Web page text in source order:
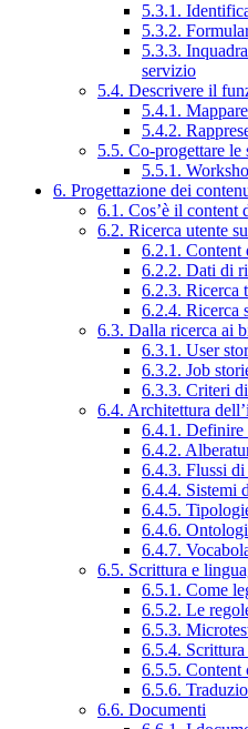
5.3.1.
5.3.2.
5.3.3.
servizio
5.4. Descrivere il
5.4.1.
5.4.2.
5.5. Co-progettare le
5.5.1.
6. Progettazione dei
6.1. Cos’è il content
6.2. Ricerca utente
6.2.1. Content
6.2.2. Dati di
6.2.3. Ricerca
6.2.4. Ricerca
6.3. Dalla ricerca ai
6.3.1. User
6.3.2. Job
6.3.3. Criteri
6.4. Architettura
6.4.1. Definire
6.4.2.
6.4.3. Flussi
6.4.4. Sistemi
6.4.5.
6.4.6.
6.4.7.
6.5. Scrittura e
6.5.1. Come
6.5.2. Le
6.5.3.
6.5.4.
6.5.5. Content
6.5.6.
6.6. Documenti